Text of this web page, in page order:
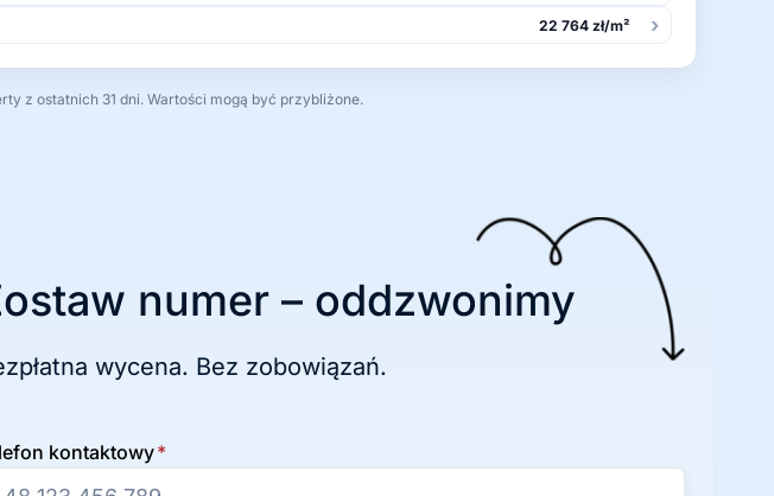
22 764 zł/m² ›
z ostatnich 31 dni. Wartości mogą być przybliżone.
numer – oddzwonimy
wycena. Bez zobowiązań.
kontaktowy*